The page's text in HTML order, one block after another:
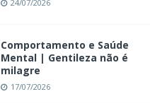
24/07/2026
Comportamento e Saúde
Mental | Gentileza não é
milagre
17/07/2026